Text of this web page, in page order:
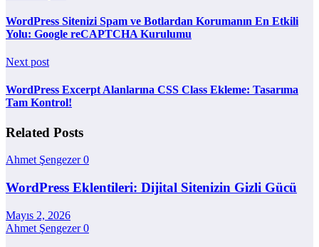
WordPress Sitenizi Spam ve Botlardan Korumanın En Etkili
Yolu: Google reCAPTCHA Kurulumu
Next post
WordPress Excerpt Alanlarına CSS Class Ekleme: Tasarıma
Tam Kontrol!
Related Posts
Ahmet Şengezer0
WordPress Eklentileri: Dijital Sitenizin Gizli Gücü
Mayıs 2, 2026
Ahmet Şengezer0